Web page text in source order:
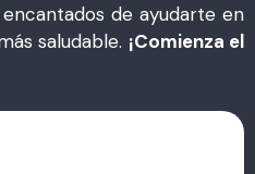
de ayudarte en
saludable. ¡Comienza el